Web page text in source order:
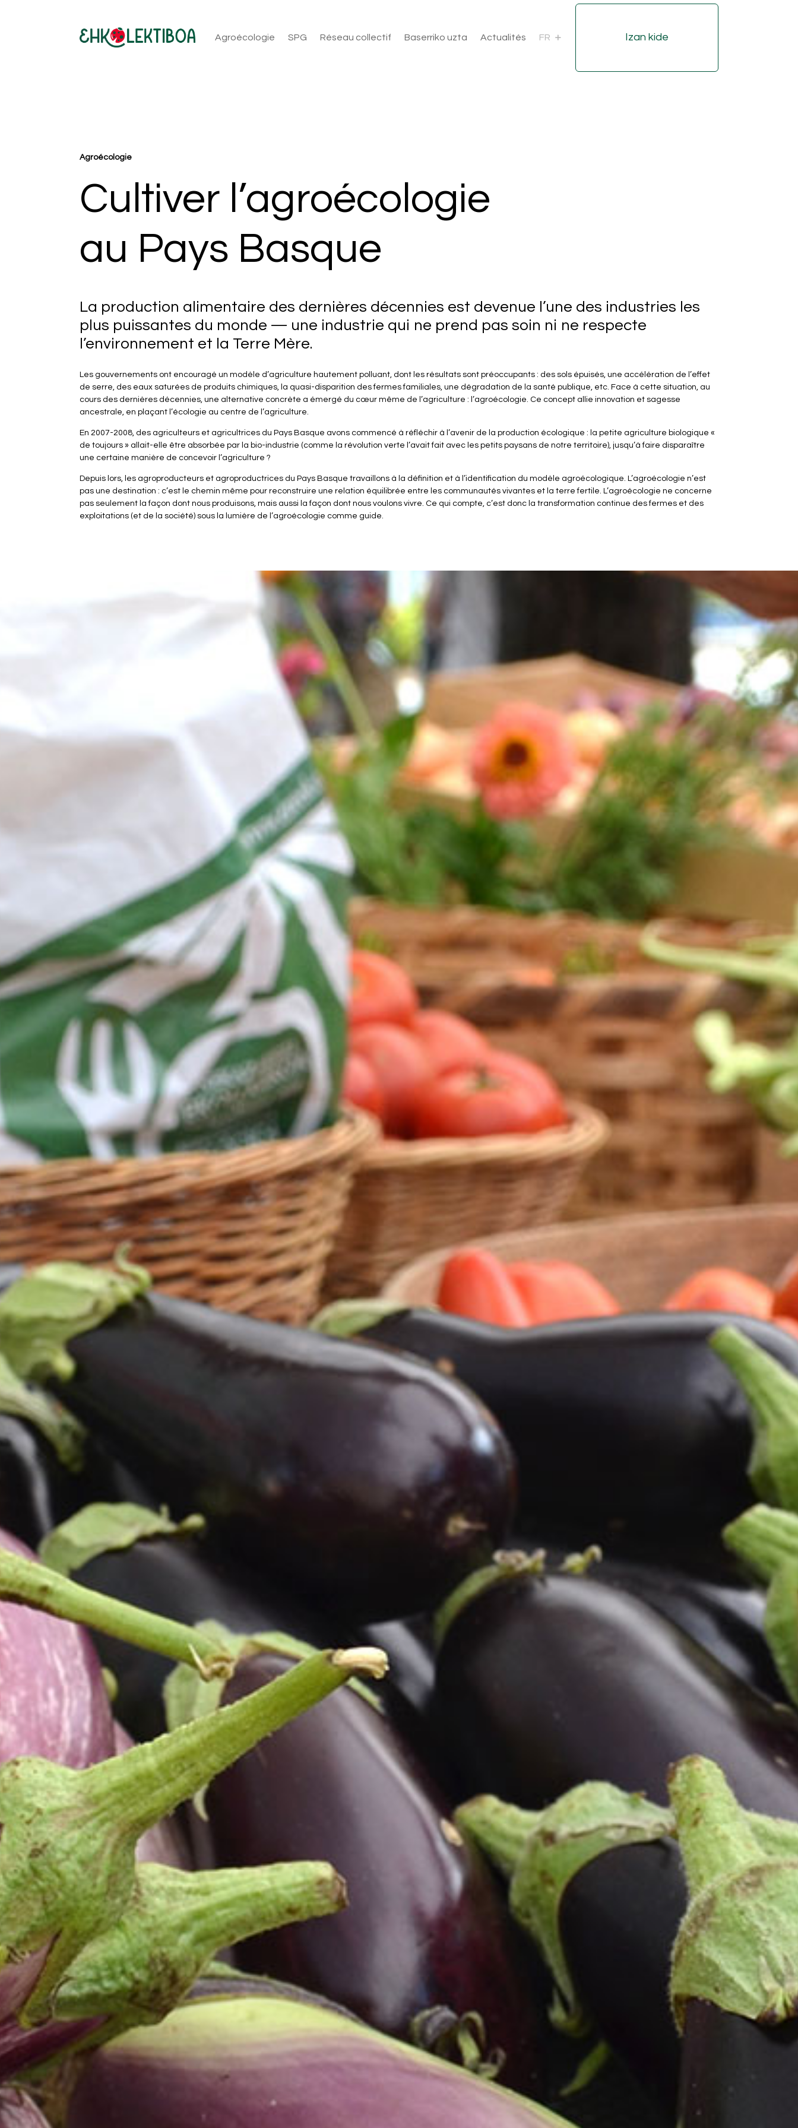
Agroécologie SPG Réseau collectif Baserriko uzta Actualités FR Izan kide
Agroécologie
Cultiver l’agroécologie
au Pays Basque
La production alimentaire des dernières décennies est devenue l’une des industries les
plus puissantes du monde — une industrie qui ne prend pas soin ni ne respecte
l’environnement et la Terre Mère.
Les gouvernements ont encouragé un modèle d’agriculture hautement polluant, dont les résultats sont préoccupants : des sols épuisés, une accélération de l’effet
de serre, des eaux saturées de produits chimiques, la quasi-disparition des fermes familiales, une dégradation de la santé publique, etc. Face à cette situation, au
cours des dernières décennies, une alternative concrète a émergé du cœur même de l’agriculture : l’agroécologie. Ce concept allie innovation et sagesse
ancestrale, en plaçant l’écologie au centre de l’agriculture.
En 2007-2008, des agriculteurs et agricultrices du Pays Basque avons commencé à réfléchir à l’avenir de la production écologique : la petite agriculture biologique «
de toujours » allait-elle être absorbée par la bio-industrie (comme la révolution verte l’avait fait avec les petits paysans de notre territoire), jusqu’à faire disparaître
une certaine manière de concevoir l’agriculture ?
Depuis lors, les agroproducteurs et agroproductrices du Pays Basque travaillons à la définition et à l’identification du modèle agroécologique. L’agroécologie n’est
pas une destination : c’est le chemin même pour reconstruire une relation équilibrée entre les communautés vivantes et la terre fertile. L’agroécologie ne concerne
pas seulement la façon dont nous produisons, mais aussi la façon dont nous voulons vivre. Ce qui compte, c’est donc la transformation continue des fermes et des
exploitations (et de la société) sous la lumière de l’agroécologie comme guide.